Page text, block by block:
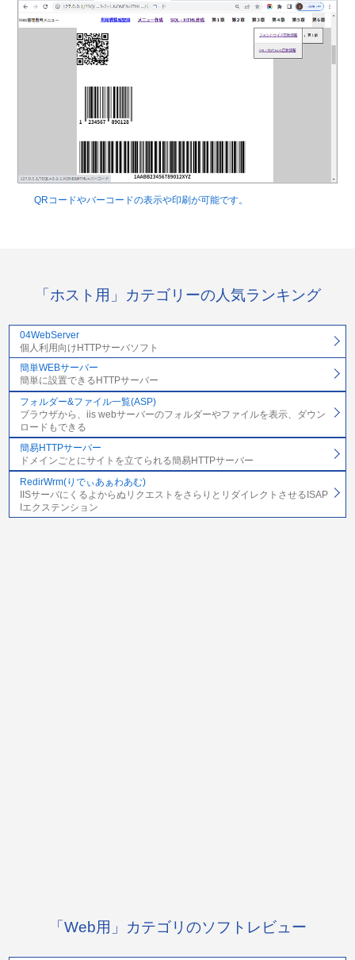
QRコードやバーコードの表示や印刷が可能です。
「ホスト用」カテゴリーの人気ランキング
04WebServer
個人利用向けHTTPサーバソフト
簡単WEBサーバー
簡単に設置できるHTTPサーバー
フォルダー&ファイル一覧(ASP)
ブラウザから、iis webサーバーのフォルダーやファイルを表示、ダウン
ロードもできる
簡易HTTPサーバー
ドメインごとにサイトを立てられる簡易HTTPサーバー
RedirWrm(りでぃあぁわあむ)
IISサーバにくるよからぬリクエストをさらりとリダイレクトさせるISAP
Iエクステンション
「Web用」カテゴリのソフトレビュー